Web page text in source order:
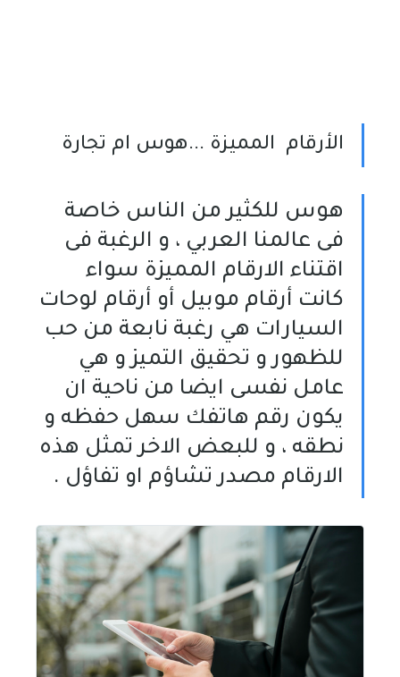
الأرقام المميزة ...هوس ام تجارة
هوس للكثير من الناس خاصة
فى عالمنا العربي ، و الرغبة فى
اقتناء الارقام المميزة سواء
كانت أرقام موبيل أو أرقام لوحات
السيارات هي رغبة نابعة من حب
للظهور و تحقيق التميز و هي
عامل نفسى ايضا من ناحية ان
يكون رقم هاتفك سهل حفظه و
نطقه ، و للبعض الاخر تمثل هذه
الارقام مصدر تشاؤم او تفاؤل .